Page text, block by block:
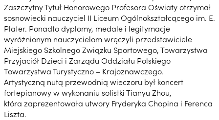
Zaszczytny Tytuł Honorowego Profesora Oświaty otrzymał
sosnowiecki nauczyciel II Liceum Ogólnokształcącego im. E.
Plater. Ponadto dyplomy, medale i legitymacje
wyróżnionym nauczycielom wręczyli przedstawiciele
Miejskiego Szkolnego Związku Sportowego, Towarzystwa
Przyjaciół Dzieci i Zarządu Oddziału Polskiego
Towarzystwa Turystyczno – Krajoznawczego.
Artystyczną nutą przewodnią wieczoru był koncert
fortepianowy w wykonaniu solistki Tianyu Zhou,
która zaprezentowała utwory Fryderyka Chopina i Ferenca
Liszta.